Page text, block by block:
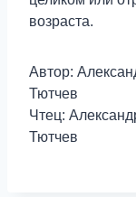
возраста.
Автор:
Тютчев
Чтец:
Тютчев